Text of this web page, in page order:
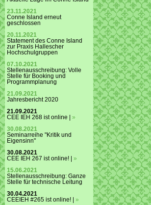
23.11.2021
Conne Island erneut
geschlossen
20.11.2021
Statement des Conne Island
zur Praxis Hallescher
Hochschulgruppen
07.10.2021
Stellenausschreibung: Volle
Stelle für Booking und
Programmplanung
21.09.2021
Jahresbericht 2020
21.09.2021
CEE IEH 268 ist online | »
30.08.2021
Seminarreihe "Kritik und
Eigensinn"
30.08.2021
CEE IEH 267 ist online! | »
15.06.2021
Stellenausschreibung: Ganze
Stelle für technische Leitung
30.04.2021
CEEIEH #265 ist online! | »